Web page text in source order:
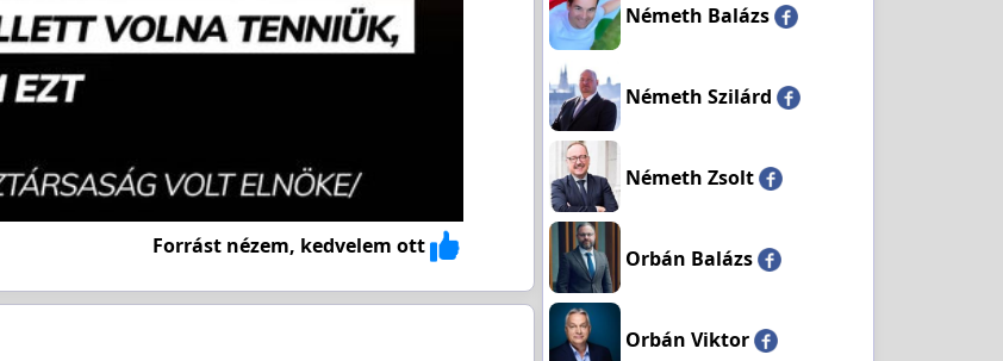
Forrást nézem, kedvelem ott
Németh Balázs
Németh Szilárd
Németh Zsolt
Orbán Balázs
Orbán Viktor